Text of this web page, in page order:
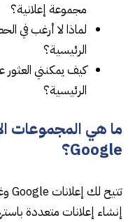
مجموعة إعلانية؟
لماذا لا أرغب في
الرئيسية؟
كيف يمكنني
الرئيسية؟
ما هي المجموعات
Google؟
إنشاء إعلانات متعددة